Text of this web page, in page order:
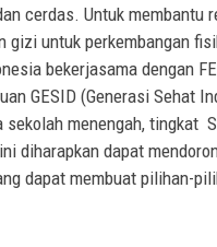
cerdas. Untuk membantu
gizi untuk perkembangan
bekerjasama dengan
GESID (Generasi Sehat
sekolah menengah, tingkat
diharapkan dapat
dapat membuat pilihan-